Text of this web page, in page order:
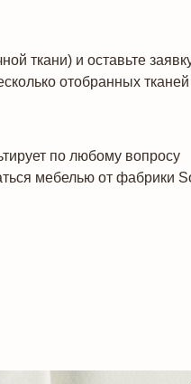
ткани) и оставьте
отобранных тканей
по любому вопросу
мебелью от фабрики